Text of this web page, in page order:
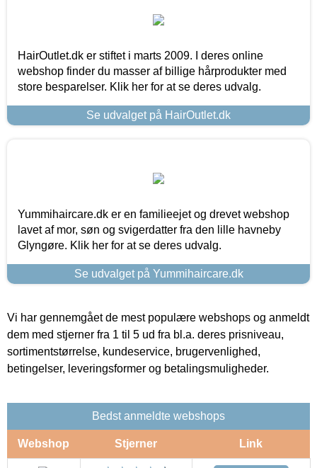
HairOutlet.dk er stiftet i marts 2009. I deres online
webshop finder du masser af billige hårprodukter med
store besparelser. Klik her for at se deres udvalg.
Se udvalget på HairOutlet.dk
Yummihaircare.dk er en familieejet og drevet webshop
lavet af mor, søn og svigerdatter fra den lille havneby
Glyngøre. Klik her for at se deres udvalg.
Se udvalget på Yummihaircare.dk
Vi har gennemgået de mest populære webshops og anmeldt
dem med stjerner fra 1 til 5 ud fra bl.a. deres prisniveau,
sortimentstørrelse, kundeservice, brugervenlighed,
betingelser, leveringsformer og betalingsmuligheder.
Bedst anmeldte webshops
Webshop Stjerner Link